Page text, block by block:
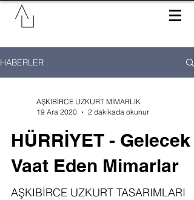
HABERLER
AŞKIBİRCE UZKURT MİMARLIK
19 Ara 2020
2 dakikada okunur
HÜRRİYET - Gelecek
Vaat Eden Mimarlar
AŞKIBİRCE UZKURT TASARIMLARI